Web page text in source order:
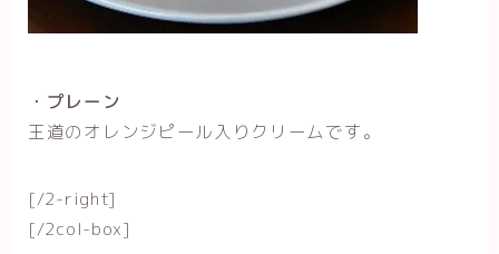
・プレーン
王道のオレンジピール入りクリームです。
[/2-right]
[/2col-box]